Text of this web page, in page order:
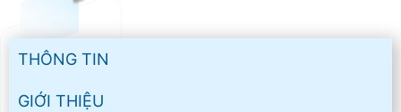
THÔNG TIN
GIỚI THIỆU